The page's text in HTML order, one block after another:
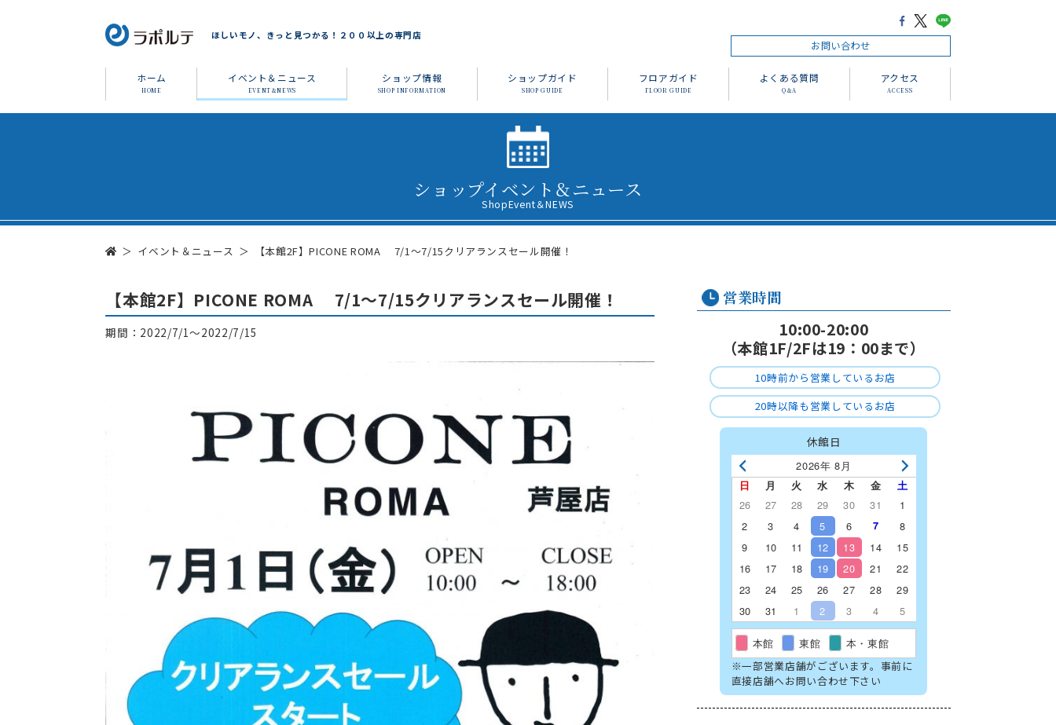
ほしいモノ、きっと見つかる！２００以上の専門店
お問い合わせ
ホーム
HOME
イベント＆ニュース
EVENT＆NEWS
ショップ情報
SHOP INFORMATION
ショップガイド
SHOP GUIDE
フロアガイド
FLOOR GUIDE
よくある質問
Q＆A
アクセス
ACCESS
ショップイベント＆ニュース
ShopEvent＆NEWS
イベント＆ニュース 【本館2F】PICONE ROMA 7/1～7/15クリアランスセール開催！
【本館2F】PICONE ROMA 7/1～7/15クリアランスセール開催！
期間：2022/7/1～2022/7/15
営業時間
10:00-20:00
（本館1F/2Fは19：00まで）
10時前から営業しているお店
20時以降も営業しているお店
休館日
2026年 8月
日 月 火 水 木 金 土
26 27 28 29 30 31
1
2
3 4 5 6 7
8
9
10 11 12 13 14
15
16
17 18 19 20 21
22
23
24 25 26 27 28
29
30
31 1 2 3 4 5
本館 東館
本・東館
※一部営業店舗がございます。事前に
直接店舗へお問い合わせ下さい